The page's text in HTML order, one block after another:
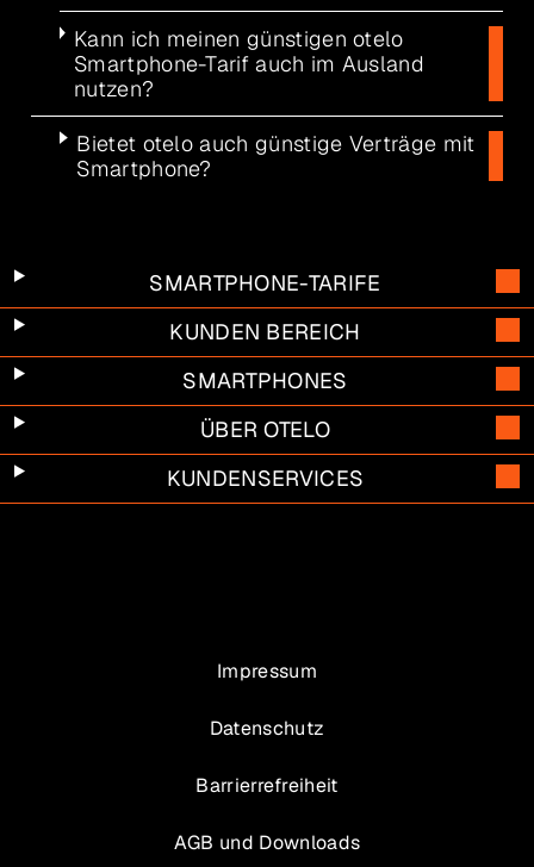
Kann ich meinen günstigen otelo
Smartphone-Tarif auch im Ausland
nutzen?
Bietet otelo auch günstige Verträge mit
Smartphone?
SMARTPHONE-TARIFE
KUNDEN BEREICH
SMARTPHONES
ÜBER OTELO
KUNDENSERVICES
Impressum
Datenschutz
Barrierrefreiheit
AGB und Downloads